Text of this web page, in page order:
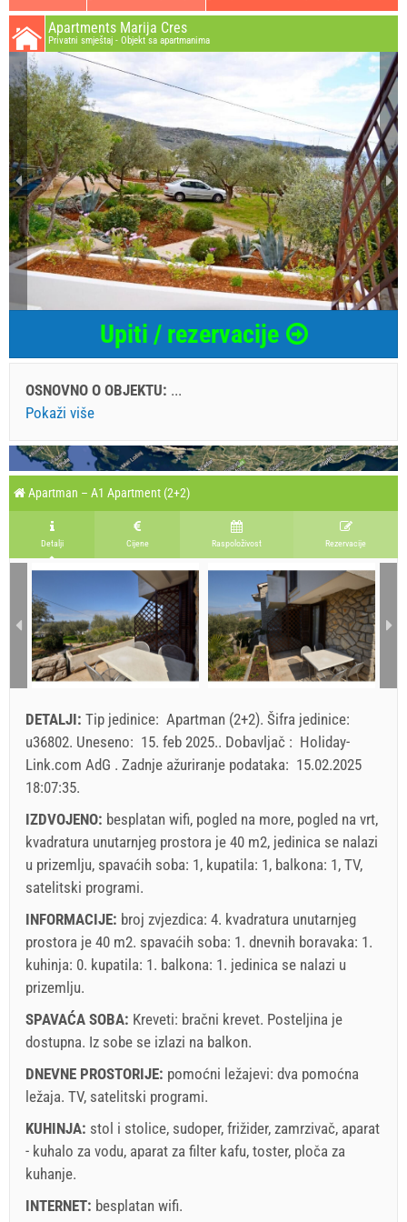
Apartments Marija Cres
Privatni smještaj - Objekt sa apartmanima
Upiti / rezervacije
OSNOVNO O OBJEKTU: ...
Pokaži više
Apartman – A1 Apartment (2+2)
Detalji Cijene Raspoloživost Rezervacije
DETALJI: Tip jedinice: Apartman (2+2). Šifra jedinice:
u36802. Uneseno: 15. feb 2025.. Dobavljač : Holiday-
Link.com AdG . Zadnje ažuriranje podataka: 15.02.2025
18:07:35.
IZDVOJENO: besplatan wifi, pogled na more, pogled na vrt,
kvadratura unutarnjeg prostora je 40 m2, jedinica se nalazi
u prizemlju, spavaćih soba: 1, kupatila: 1, balkona: 1, TV,
satelitski programi.
INFORMACIJE: broj zvjezdica: 4. kvadratura unutarnjeg
prostora je 40 m2. spavaćih soba: 1. dnevnih boravaka: 1.
kuhinja: 0. kupatila: 1. balkona: 1. jedinica se nalazi u
prizemlju.
SPAVAĆA SOBA: Kreveti: bračni krevet. Posteljina je
dostupna. Iz sobe se izlazi na balkon.
DNEVNE PROSTORIJE: pomoćni ležajevi: dva pomoćna
ležaja. TV, satelitski programi.
KUHINJA: stol i stolice, sudoper, frižider, zamrzivač, aparat
- kuhalo za vodu, aparat za filter kafu, toster, ploča za
kuhanje.
INTERNET: besplatan wifi.